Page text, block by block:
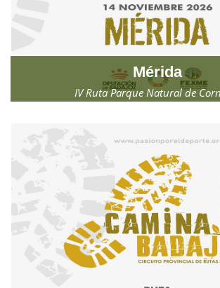
Mérida
IV Ruta Parque Natural de